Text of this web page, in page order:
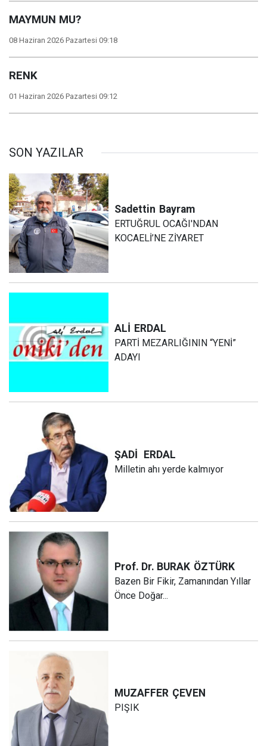
MAYMUN MU?
08 Haziran 2026 Pazartesi 09:18
RENK
01 Haziran 2026 Pazartesi 09:12
SON YAZILAR
Sadettin Bayram
ERTUĞRUL OCAĞI'NDAN
KOCAELİ’NE ZİYARET
ALİ ERDAL
PARTİ MEZARLIĞININ “YENİ”
ADAYI
ŞADİ ERDAL
Milletin ahı yerde kalmıyor
Prof. Dr. BURAK ÖZTÜRK
Bazen Bir Fikir, Zamanından Yıllar
Önce Doğar...
MUZAFFER ÇEVEN
PIŞIK